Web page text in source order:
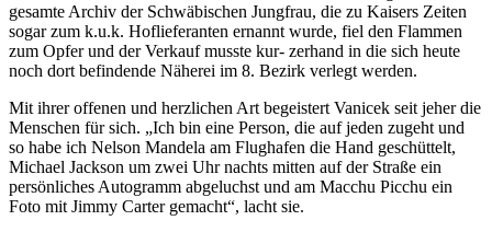
gesamte Archiv der Schwäbischen Jungfrau, die zu Kaisers Zeiten
sogar zum k.u.k. Hoflieferanten ernannt wurde, fiel den Flammen
zum Opfer und der Verkauf musste kur- zerhand in die sich heute
noch dort befindende Näherei im 8. Bezirk verlegt werden.
Mit ihrer offenen und herzlichen Art begeistert Vanicek seit jeher die
Menschen für sich. „Ich bin eine Person, die auf jeden zugeht und
so habe ich Nelson Mandela am Flughafen die Hand geschüttelt,
Michael Jackson um zwei Uhr nachts mitten auf der Straße ein
persönliches Autogramm abgeluchst und am Macchu Picchu ein
Foto mit Jimmy Carter gemacht“, lacht sie.